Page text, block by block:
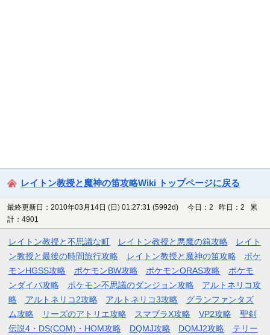
レイトン教授と魔神の笛攻略Wiki トップページに戻る
最終更新日：2010年03月14日 (日) 01:27:31 (5992d)
今日：2 昨日：2 累
計：4901
レイトン教授と不思議な町 レイトン教授と悪魔の箱攻略
レイト
ン教授と最後の時間旅行攻略
レイトン教授と魔神の笛攻略
ポケ
モンHGSS攻略
ポケモンBW攻略 ポケモンORAS攻略
ポケモ
ンダイパ攻略
ポケモン不思議のダンジョン攻略
アルトネリコ攻
略
アルトネリコ2攻略 アルトネリコ3攻略
グランファンタズ
ム攻略
リーズのアトリエ攻略 スマブラX攻略 VP2攻略
聖剣
伝説4・DS(COM)・HOM攻略
DQMJ攻略 DQMJ2攻略 テリー